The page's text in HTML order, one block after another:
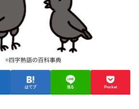
はてブ 送る Pocket